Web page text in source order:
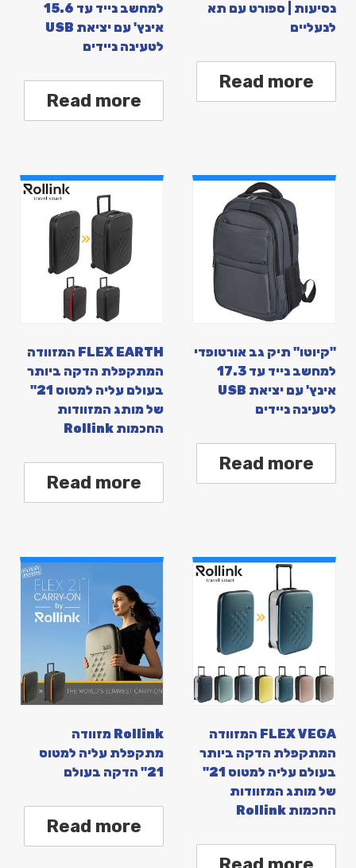
נסיעות | ספורט עם תא
לנעליים
Read more
למחשב נייד עד 15.6
אינץ' עם יציאת USB
לטעינה ניידים
Read more
"קיוטו" תיק גב אורטופדי
למחשב נייד עד 17.3
אינץ' עם יציאת USB
לטעינה ניידים
Read more
FLEX EARTH המזוודה
המתקפלת הדקה ביותר
בעולם עליה למטוס 21"
של מותג המזוודות
החכמות Rollink
Read more
FLEX VEGA המזוודה
המתקפלת הדקה ביותר
בעולם עליה למטוס 21"
של מותג המזוודות
החכמות Rollink
Rollink מזוודה
מתקפלת עליה למטוס
21" הדקה בעולם
Read more